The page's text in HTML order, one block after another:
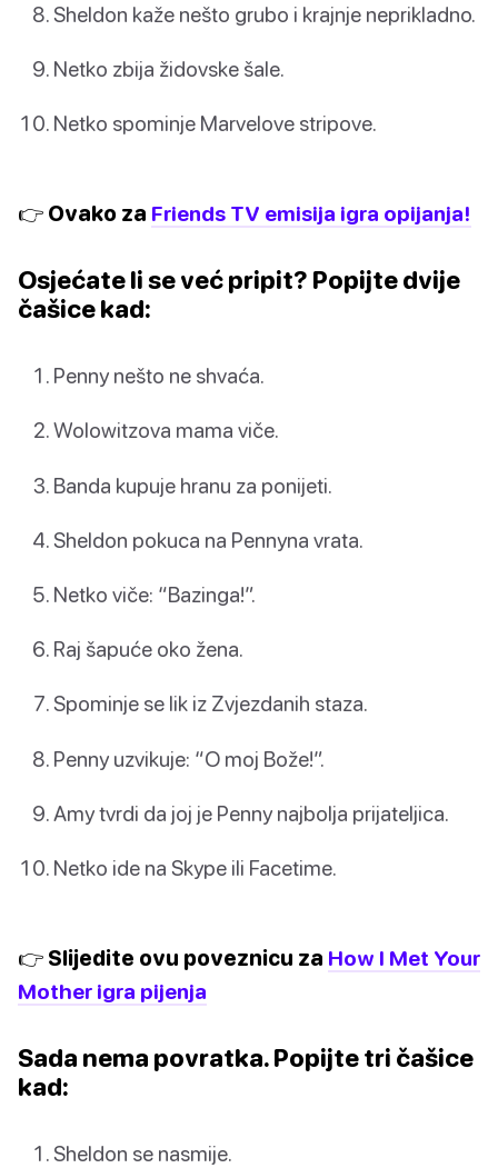
Sheldon kaže nešto grubo i krajnje neprikladno.
Netko zbija židovske šale.
Netko spominje Marvelove stripove.
👉 Ovako za Friends TV emisija igra opijanja!
Osjećate li se već pripit? Popijte dvije
čašice kad:
Penny nešto ne shvaća.
Wolowitzova mama viče.
Banda kupuje hranu za ponijeti.
Sheldon pokuca na Pennyna vrata.
Netko viče: “Bazinga!”.
Raj šapuće oko žena.
Spominje se lik iz Zvjezdanih staza.
Penny uzvikuje: “O moj Bože!”.
Amy tvrdi da joj je Penny najbolja prijateljica.
Netko ide na Skype ili Facetime.
👉 Slijedite ovu poveznicu za How I Met Your
Mother igra pijenja
Sada nema povratka. Popijte tri čašice
kad:
Sheldon se nasmije.